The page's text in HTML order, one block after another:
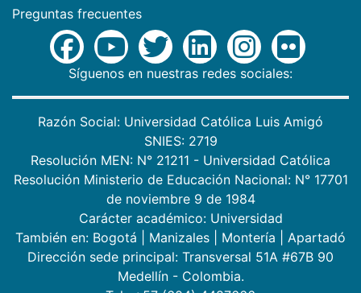
Preguntas frecuentes
Síguenos en nuestras redes sociales:
Razón Social: Universidad Católica Luis Amigó
SNIES: 2719
Resolución MEN: N° 21211 - Universidad Católica
Resolución Ministerio de Educación Nacional: N° 17701
de noviembre 9 de 1984
Carácter académico: Universidad
También en: Bogotá Manizales Montería
Apartadó
Dirección sede principal: Transversal 51A #67B 90
Medellín - Colombia.